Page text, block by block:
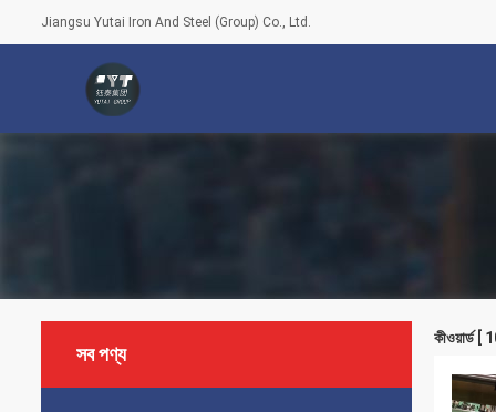
Jiangsu Yutai Iron And Steel (Group) Co., Ltd.
সব পণ্য